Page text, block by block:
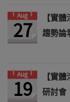
Aug
27
【實
趨勢論
Aug
19
【實
研討會